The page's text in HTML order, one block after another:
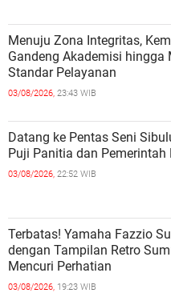
Menuju Zona Integritas,
Gandeng Akademisi hingga
Standar Pelayanan
03/08/2026, 23:43 WIB
Datang ke Pentas Seni
Puji Panitia dan Pemerintah
03/08/2026, 22:52 WIB
Terbatas! Yamaha Fazzio
dengan Tampilan Retro
Mencuri Perhatian
03/08/2026, 19:23 WIB